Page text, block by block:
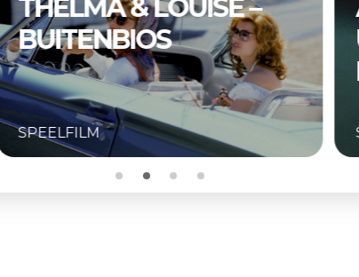
A COMPLETE
UNKNOWN –
BUITENBIOS
SPEELFILM